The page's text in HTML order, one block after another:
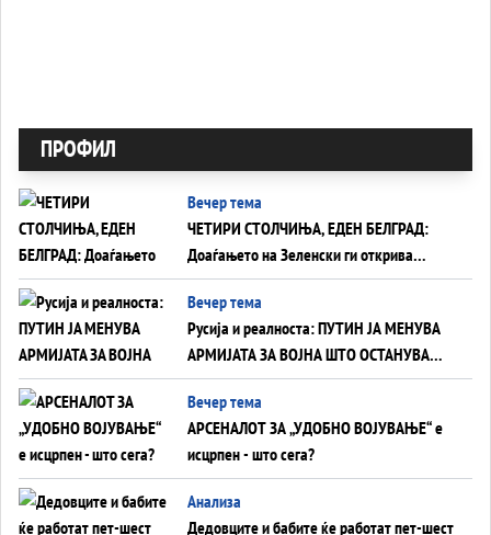
ПРОФИЛ
Вечер тема
ЧЕТИРИ СТОЛЧИЊА, ЕДЕН БЕЛГРАД:
Доаѓањето на Зеленски ги открива
тајните на политиката на балансирање
на Вучиќ
Вечер тема
Русија и реалноста: ПУТИН ЈА МЕНУВА
АРМИЈАТА ЗА ВОЈНА ШТО ОСТАНУВА
БЕЗ ФРОНТ
Вечер тема
АРСЕНАЛОТ ЗА „УДОБНО ВОЈУВАЊЕ“ е
исцрпен - што сега?
Анализа
Дедовците и бабите ќе работат пет-шест